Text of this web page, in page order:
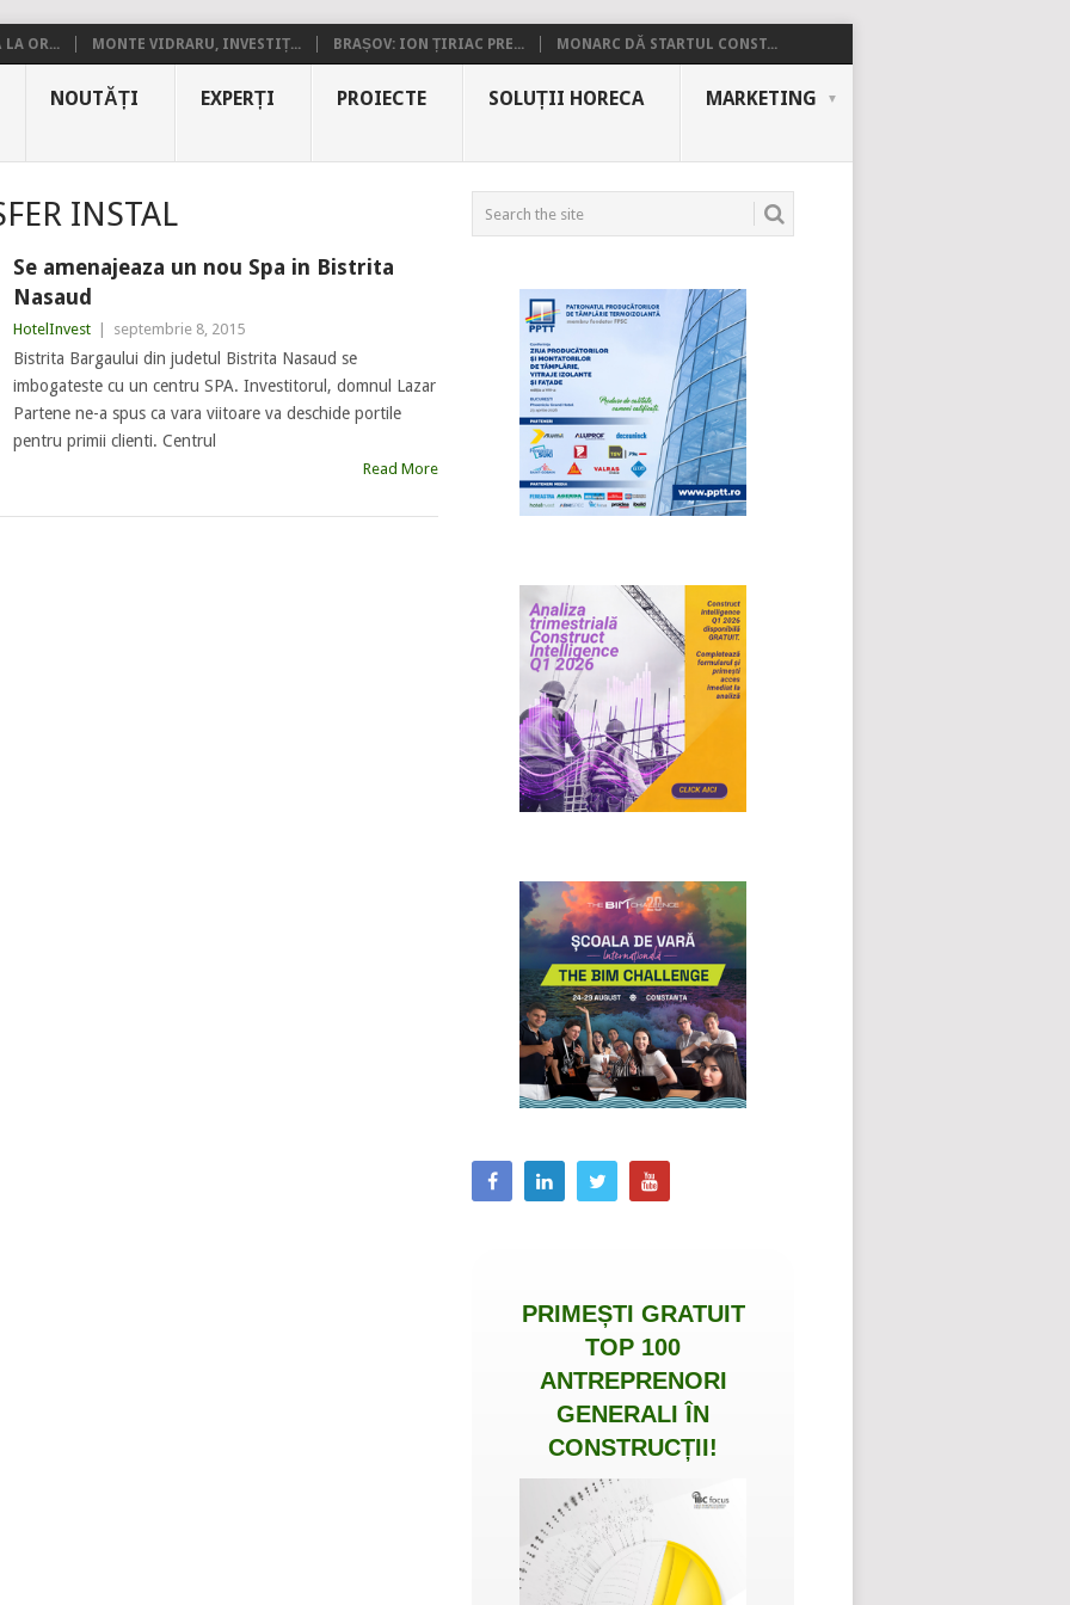
LA OR... MONTE VIDRARU, INVESTIȚ... BRAȘOV: ION ȚIRIAC PRE... MONARC DĂ STARTUL CONST...
NOUTĂȚI EXPERȚI PROIECTE SOLUȚII HORECA MARKETING
INSTAL
Se amenajeaza un nou Spa in Bistrita
Nasaud
HotelInvest septembrie 8, 2015
Bistrita Bargaului din judetul Bistrita Nasaud se
imbogateste cu un centru SPA. Investitorul, domnul Lazar
Partene ne-a spus ca vara viitoare va deschide portile
pentru primii clienti. Centrul
Read More
PRIMEȘTI GRATUIT
TOP 100
ANTREPRENORI
GENERALI ÎN
CONSTRUCȚII!